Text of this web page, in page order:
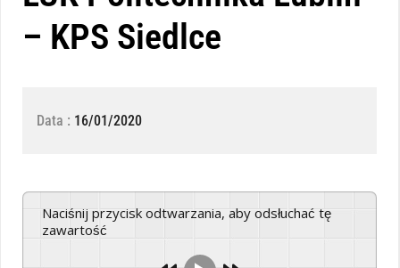
– KPS Siedlce
Data : 16/01/2020
Naciśnij przycisk odtwarzania, aby odsłuchać tę
zawartość